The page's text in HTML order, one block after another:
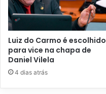
Luiz do Carmo é escolhido
para vice na chapa de
Daniel Vilela
4 dias atrás